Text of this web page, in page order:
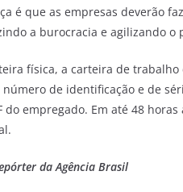
é que as empresas deverão
a burocracia e agilizando o
física, a carteira de
de identificação e de
do empregado. Em até 48
da Agência Brasil